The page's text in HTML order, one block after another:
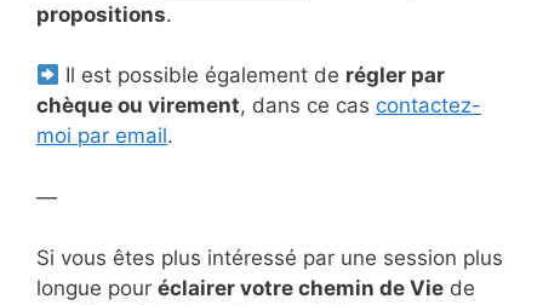
propositions.
Il est possible également de régler par
chèque ou virement, dans ce cas contactez-
moi par email.
—
Si vous êtes plus intéressé par une session plus
longue pour éclairer votre chemin de Vie de